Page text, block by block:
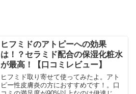
ヒフミドのアトピーへの効果
は！？セラミド配合の保湿化粧水
が最高！【口コミレビュー】
ヒフミド取り寄せて使ってみたよ。アト
ピー性皮膚炎の方におすすめです！。口